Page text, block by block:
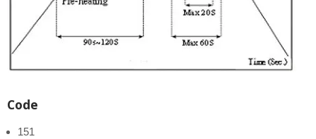
Code
151